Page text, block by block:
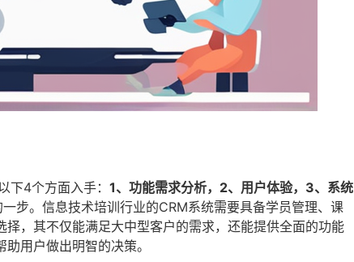
下4个方面入手： 1、功能需求分析，2、用户体验，3、系统
步。信息技术培训行业的CRM系统需要具备学员管理、课
，其不仅能满足大中型客户的需求，还能提供全面的功能
用户做出明智的决策。